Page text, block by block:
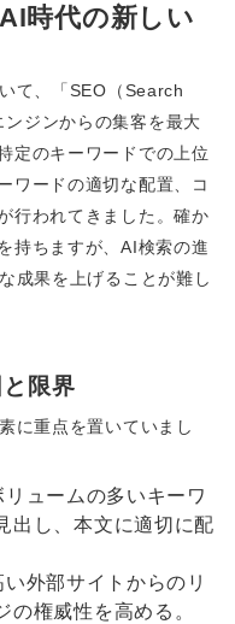
時代の新しい
て、「SEO（Search
ジンからの集客を最大
定のキーワードでの上位
ワードの適切な配置、コ
行われてきました。確か
持ちますが、AI検索の進
成果を上げることが難し
限界
に重点を置いていまし
リュームの多いキーワ
出し、本文に適切に配
外部サイトからのリ
の権威性を高める。